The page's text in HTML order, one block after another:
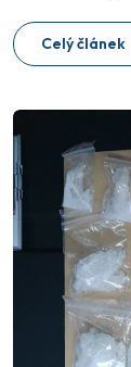
Celý článek